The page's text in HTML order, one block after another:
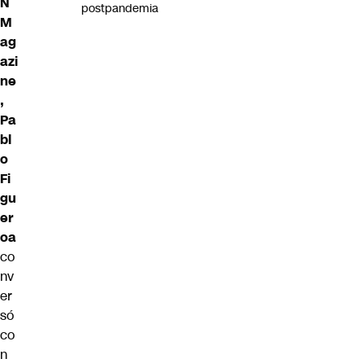
M
ag
azi
ne
,
Pa
bl
o
Fi
gu
er
oa
co
nv
er
só
co
n
postpandemia